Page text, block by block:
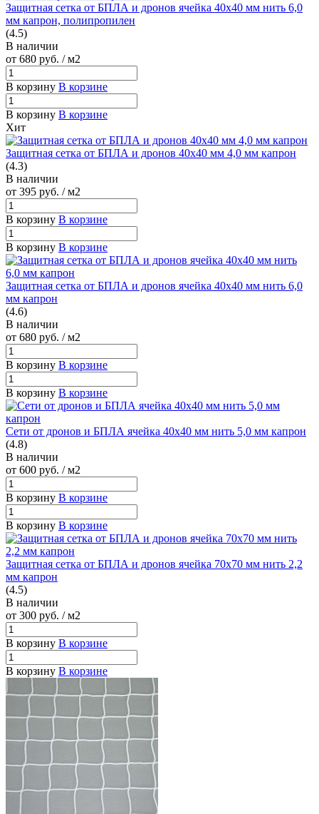
Защитная сетка от БПЛА и дронов ячейка 40х40 мм нить 6,0
мм капрон, полипропилен
(4.5)
В наличии
от 680 руб. / м2
В корзину В корзине
В корзину В корзине
Хит
Защитная сетка от БПЛА и дронов 40х40 мм 4,0 мм капрон
(4.3)
В наличии
от 395 руб. / м2
В корзину В корзине
В корзину В корзине
Защитная сетка от БПЛА и дронов ячейка 40х40 мм нить 6,0
мм капрон
(4.6)
В наличии
от 680 руб. / м2
В корзину В корзине
В корзину В корзине
Сети от дронов и БПЛА ячейка 40х40 мм нить 5,0 мм капрон
(4.8)
В наличии
от 600 руб. / м2
В корзину В корзине
В корзину В корзине
Защитная сетка от БПЛА и дронов ячейка 70х70 мм нить 2,2
мм капрон
(4.5)
В наличии
от 300 руб. / м2
В корзину В корзине
В корзину В корзине